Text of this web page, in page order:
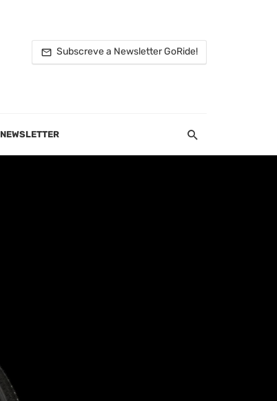
Subscreve a Newsletter GoRide!
NEWSLETTER